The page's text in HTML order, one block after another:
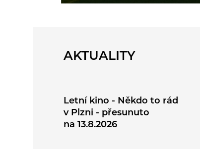
AKTUALITY
Letní kino - Někdo to rád
v Plzni - přesunuto
na 13.8.2026